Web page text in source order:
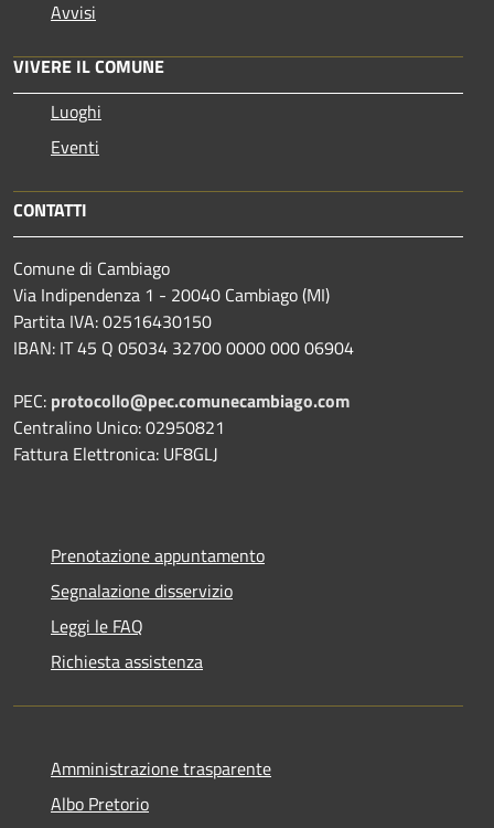
Avvisi
VIVERE IL COMUNE
Luoghi
Eventi
CONTATTI
Comune di Cambiago
Via Indipendenza 1 - 20040 Cambiago (MI)
Partita IVA: 02516430150
IBAN: IT 45 Q 05034 32700 0000 000 06904
PEC: protocollo@pec.comunecambiago.com
Centralino Unico: 02950821
Fattura Elettronica: UF8GLJ
Prenotazione appuntamento
Segnalazione disservizio
Leggi le FAQ
Richiesta assistenza
Amministrazione trasparente
Albo Pretorio